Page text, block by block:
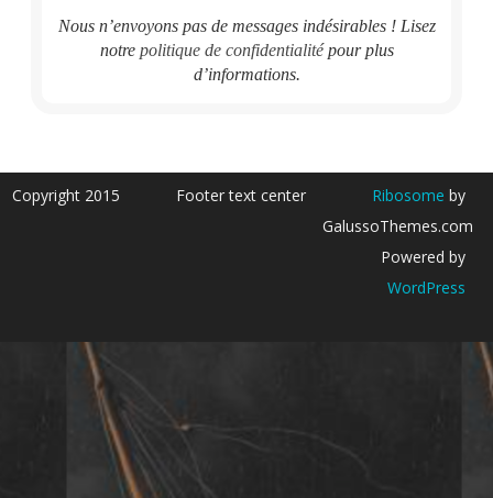
Nous n’envoyons pas de messages indésirables ! Lisez
notre politique de confidentialitépour plus
d’informations.
Copyright 2015 Footer text center Ribosome by
GalussoThemes.com
Powered by
WordPress